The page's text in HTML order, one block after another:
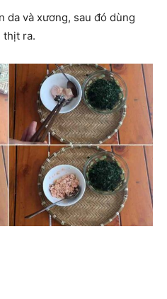
da và xương, sau đó dùng
thịt ra.